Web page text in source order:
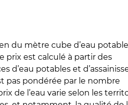
du mètre cube d’eau
prix est calculé à partir des
d’eau potables et
pas pondérée par le nombre
de l’eau varie selon les